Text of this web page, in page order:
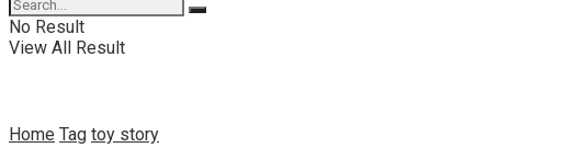
No Result
View All Result
Home Tag toy story